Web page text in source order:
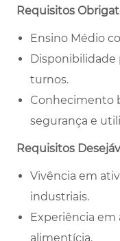
Requisitos
Ensino Médio
Disponibilidade
turnos.
Conhecimento
segurança e
Requisitos
Vivência em
industriais.
Experiência
alimentícia.